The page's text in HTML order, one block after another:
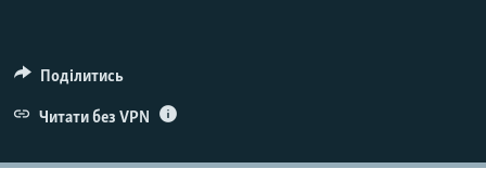
Поділитись
Читати без VPN